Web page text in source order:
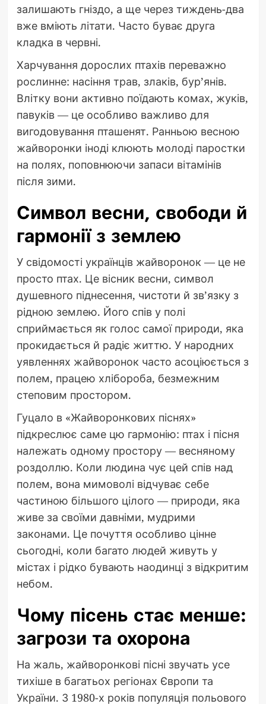
залишають гніздо, а ще через тиждень-два
вже вміють літати. Часто буває друга
кладка в червні.
Харчування дорослих птахів переважно
рослинне: насіння трав, злаків, бур’янів.
Влітку вони активно поїдають комах, жуків,
павуків — це особливо важливо для
вигодовування пташенят. Ранньою весною
жайворонки іноді клюють молоді паростки
на полях, поповнюючи запаси вітамінів
після зими.
Символ весни, свободи й
гармонії з землею
У свідомості українців жайворонок — це не
просто птах. Це вісник весни, символ
душевного піднесення, чистоти й зв’язку з
рідною землею. Його спів у полі
сприймається як голос самої природи, яка
прокидається й радіє життю. У народних
уявленнях жайворонок часто асоціюється з
полем, працею хлібороба, безмежним
степовим простором.
Гуцало в «Жайворонкових піснях»
підкреслює саме цю гармонію: птах і пісня
належать одному простору — весняному
роздоллю. Коли людина чує цей спів над
полем, вона мимоволі відчуває себе
частиною більшого цілого — природи, яка
живе за своїми давніми, мудрими
законами. Це почуття особливо цінне
сьогодні, коли багато людей живуть у
містах і рідко бувають наодинці з відкритим
небом.
Чому пісень стає менше:
загрози та охорона
На жаль, жайворонкові пісні звучать усе
тихіше в багатьох регіонах Європи та
України. З 1980-х років популяція польового